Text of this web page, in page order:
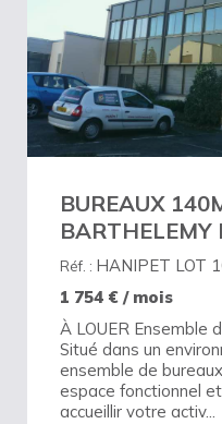
BUREAUX
BARTHELEMY
Réf. : HANIPET LOT
1 754 € / mois
À LOUER Ensemble
Situé dans un
ensemble de
espace fonctionnel
accueillir votre activ...